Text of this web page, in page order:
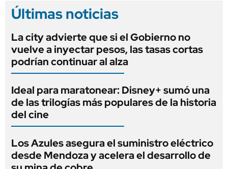
Últimas noticias
La city advierte que si el Gobierno no
vuelve a inyectar pesos, las tasas cortas
podrían continuar al alza
Ideal para maratonear: Disney+ sumó una
de las trilogías más populares de la historia
del cine
Los Azules asegura el suministro eléctrico
desde Mendoza y acelera el desarrollo de